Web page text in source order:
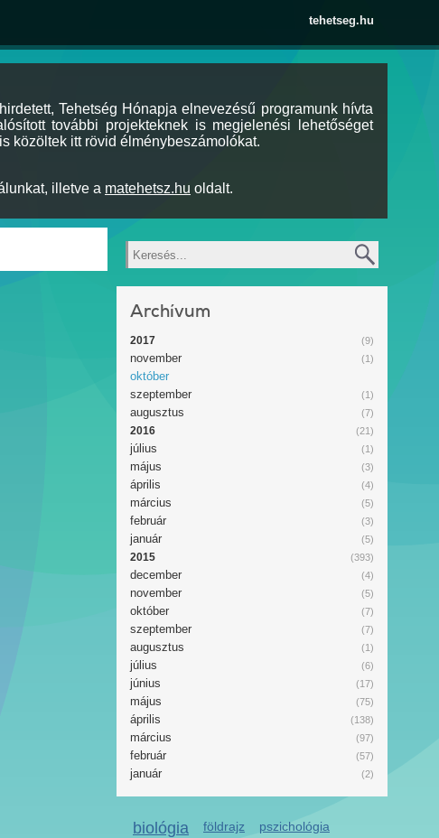
tehetseg.hu
Tehetség Hónapja elnevezésű programunk hívta
további projekteknek is megjelenési lehetőséget
közöltek itt rövid élménybeszámolókat.
illetve a matehetsz.hu oldalt.
Keresés
Archívum
(9)
2017
(1)
november
október
(1)
szeptember
(7)
augusztus
(21)
2016
(1)
július
(3)
május
(4)
április
(5)
március
(3)
február
(5)
január
(393)
2015
(4)
december
(5)
november
(7)
október
(7)
szeptember
(1)
augusztus
(6)
július
(17)
június
(75)
május
(138)
április
(97)
március
(57)
február
(2)
január
biológia földrajz
pszichológia